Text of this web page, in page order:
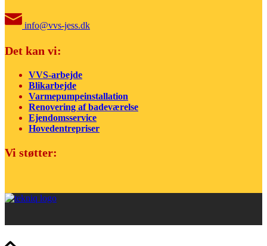
info@vvs-jess.dk
Det kan vi:
VVS-arbejde
Blikarbejde
Varmepumpeinstallation
Renovering af badeværelse
Ejendomsservice
Hovedentrepriser
Vi støtter: